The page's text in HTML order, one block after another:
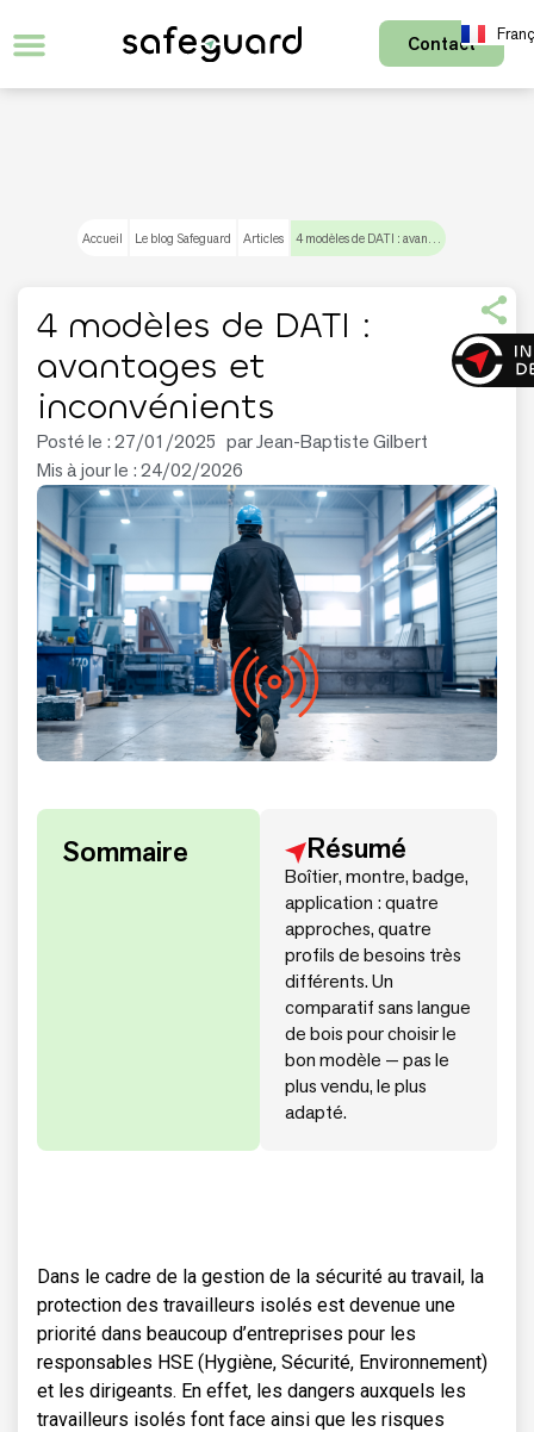
Contact
Accueil Le blog Safeguard Articles 4 modèles de DATI : avantages et inconvénients
4 modèles de DATI :
avantages et
inconvénients
Posté le :27/01/2025 parJean-Baptiste Gilbert
Mis à jour le : 24/02/2026
Sommaire Résumé
Boîtier, montre, badge,
application : quatre
approches, quatre
profils de besoins très
différents. Un
comparatif sans langue
de bois pour choisir le
bon modèle — pas le
plus vendu, le plus
adapté.
Dans le cadre de la gestion de la sécurité au travail, la
protection des travailleurs isolés est devenue une
priorité dans beaucoup d’entreprises pour les
responsables HSE (Hygiène, Sécurité, Environnement)
et les dirigeants. En effet, les dangers auxquels les
travailleurs isolés font face ainsi que les risques